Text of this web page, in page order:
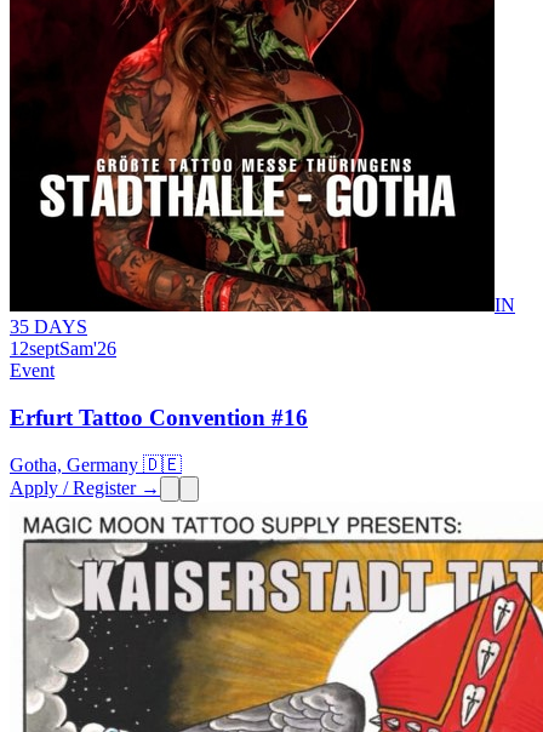
IN
35 DAYS
12septSam'26
Event
Erfurt Tattoo Convention #16
Gotha, Germany 🇩🇪
Apply / Register →